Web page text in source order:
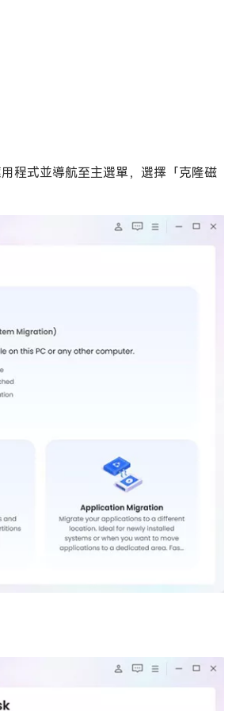
程式並導航至主選單，選擇「克隆磁